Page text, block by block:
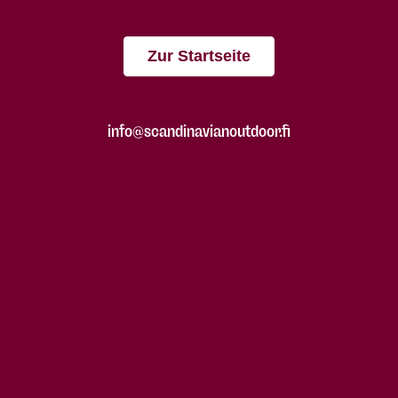
Zur Startseite
info@scandinavianoutdoor.fi